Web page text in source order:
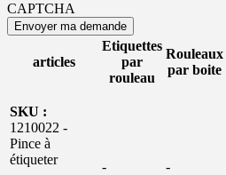
CAPTCHA
articles
Etiquettes
par
rouleau
Rouleaux
par boite
SKU :
1210022 -
Pince à
étiqueter
- -